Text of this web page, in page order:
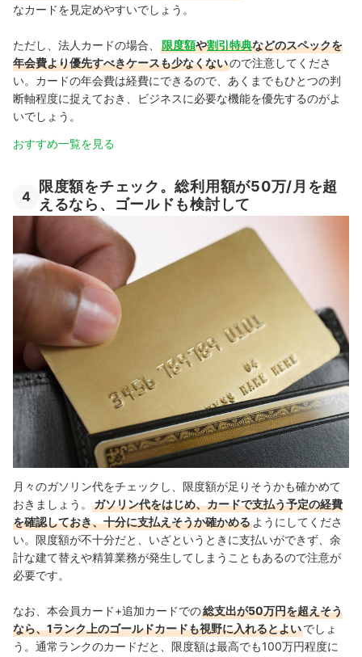
なカードを見定めやすいでしょう。
ただし、法人カードの場合、 限度額や割引特典などのスペックを
年会費より優先すべきケースも少なくないので注意してくださ
い。カードの年会費は経費にできるので、あくまでもひとつの判
断軸程度に捉えておき、ビジネスに必要な機能を優先するのがよ
いでしょう。
おすすめ一覧を見る
4
限度額をチェック。総利用額が50万/月を超
えるなら、ゴールドも検討して
月々のガソリン代をチェックし、限度額が足りそうかも確かめて
おきましょう。
ガソリン代をはじめ、カードで支払う予定の経費
を確認しておき、十分に支払えそうか確かめるようにしてくださ
い。限度額が不十分だと、いざというときに支払いができず、余
計な建て替えや精算業務が発生してしまうこともあるので注意が
必要です。
なお、本会員カード+追加カードでの総支出が50万円を超えそう
なら、1ランク上のゴールドカードも視野に入れるとよいでしょ
う。通常ランクのカードだと、限度額は最高でも100万円程度に